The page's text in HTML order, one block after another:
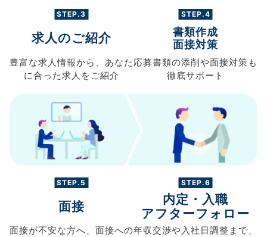
STEP.3
求人のご紹介
豊富な求人情報から、 あなた
に合った求人を ご紹介
STEP.4
書類作成
面接対策
応募書類の添削や面接対策も
徹底サポート
STEP.5
面接
面接が不安な方へ、 面接への
STEP.6
内定・入職
アフターフォロー
年収交渉や入社日調整まで、